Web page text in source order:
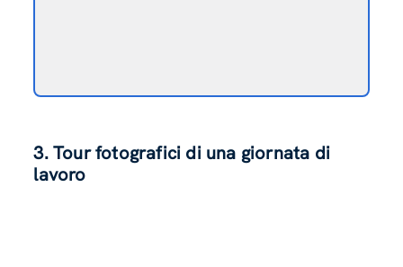
3. Tour fotografici di una giornata di
lavoro